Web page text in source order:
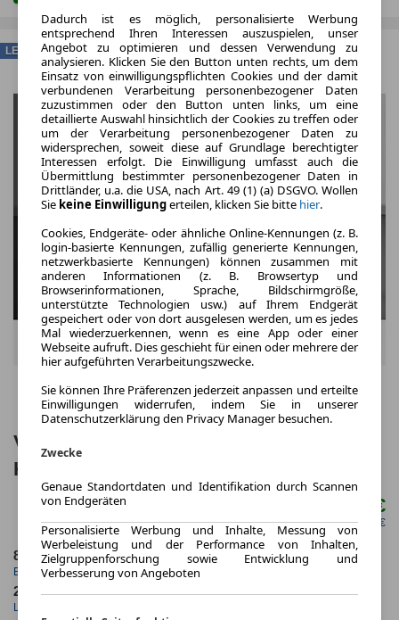
Volkswagen Taigo 1.0 TSI LIFE NAVI
KAMERA APP-CON SITZHZ
126,00 €
netto mtl. 105,88 €
8.2025
Erstzulassung
10.000,0 km
24 Monate
Laufzeit
4 km
LEASING
Dadurch ist es möglich, personalisierte Werbung
entsprechend Ihren Interessen auszuspielen, unser
Angebot zu optimieren und dessen Verwendung zu
analysieren. Klicken Sie den Button unten rechts, um dem
Einsatz von einwilligungspflichten Cookies und der damit
verbundenen Verarbeitung personenbezogener Daten
zuzustimmen oder den Button unten links, um eine
detaillierte Auswahl hinsichtlich der Cookies zu treffen oder
um der Verarbeitung personenbezogener Daten zu
widersprechen, soweit diese auf Grundlage berechtigter
Interessen erfolgt. Die Einwilligung umfasst auch die
Übermittlung bestimmter personenbezogener Daten in
Drittländer, u.a. die USA, nach Art. 49 (1) (a) DSGVO. Wollen
Sie keine Einwilligungerteilen, klicken Sie bitte hier.
Cookies, Endgeräte- oder ähnliche Online-Kennungen (z. B.
login-basierte Kennungen, zufällig generierte Kennungen,
netzwerkbasierte Kennungen) können zusammen mit
anderen Informationen (z. B. Browsertyp und
Browserinformationen, Sprache, Bildschirmgröße,
unterstützte Technologien usw.) auf Ihrem Endgerät
gespeichert oder von dort ausgelesen werden, um es jedes
Mal wiederzuerkennen, wenn es eine App oder einer
Webseite aufruft. Dies geschieht für einen oder mehrere der
hier aufgeführten Verarbeitungszwecke.
Sie können Ihre Präferenzen jederzeit anpassen und erteilte
Einwilligungen widerrufen, indem Sie in unserer
Datenschutzerklärung den Privacy Manager besuchen.
Zwecke
Genaue Standortdaten und Identifikation durch Scannen
von Endgeräten
Personalisierte Werbung und Inhalte, Messung von
Werbeleistung und der Performance von Inhalten,
Zielgruppenforschung sowie Entwicklung und
Verbesserung von Angeboten